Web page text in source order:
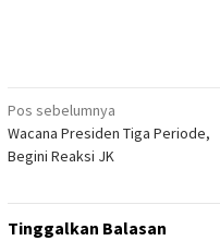
Navigasi
pos
Pos sebelumnya
Wacana Presiden Tiga Periode,
Begini Reaksi JK
Tinggalkan Balasan